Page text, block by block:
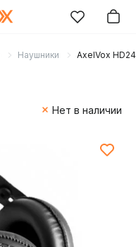
Наушники AxelVox
Нет в наличии